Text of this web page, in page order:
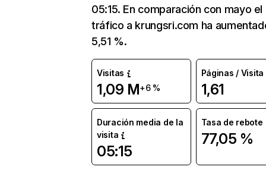
05:15. En comparación con mayo el
tráfico a krungsri.com ha
5,51 %.
Visitas
1,09 M+6 %
Páginas / Visita
1,61
Duración media de la
visita
05:15
Tasa de rebote
77,05 %